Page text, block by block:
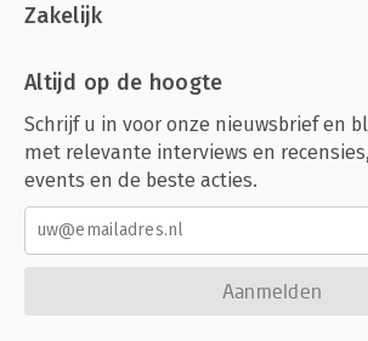
Zakelijk
Altijd op de hoogte
Schrijf u in voor onze nieuwsbrief en
met relevante interviews en
events en de beste acties.
Aanmelden